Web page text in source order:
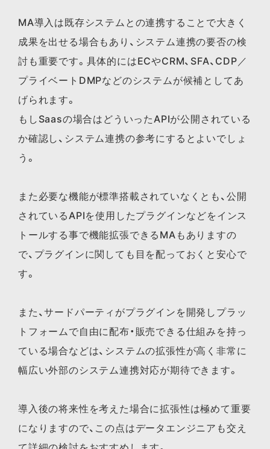
MA導入は既存システムとの連携することで大きく
成果を出せる場合もあり、システム連携の要否の検
討も重要です。具体的にはECやCRM、SFA、CDP／
プライベートDMPなどのシステムが候補としてあ
げられます。
もしSaasの場合はどういったAPIが公開されている
か確認し、システム連携の参考にするとよいでしょ
う。
また必要な機能が標準搭載されていなくとも、公開
されているAPIを使用したプラグインなどをインス
トールする事で機能拡張できるMAもありますの
で、プラグインに関しても目を配っておくと安心で
す。
また、サードパーティがプラグインを開発しプラッ
トフォームで自由に配布・販売できる仕組みを持っ
ている場合などは、システムの拡張性が高く非常に
幅広い外部のシステム連携対応が期待できます。
導入後の将来性を考えた場合に拡張性は極めて重要
になりますので、この点はデータエンジニアも交え